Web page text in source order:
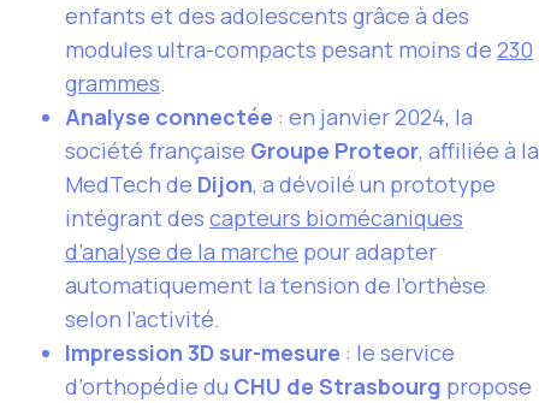
enfants et des adolescents grâce à des
modules ultra-compacts pesant moins de 230
grammes.
Analyse connectée : en janvier 2024, la
société française Groupe Proteor, affiliée à la
MedTech de Dijon, a dévoilé un prototype
intégrant des capteurs biomécaniques
d’analyse de la marche pour adapter
automatiquement la tension de l’orthèse
selon l’activité.
Impression 3D sur-mesure : le service
d’orthopédie du CHU de Strasbourg propose